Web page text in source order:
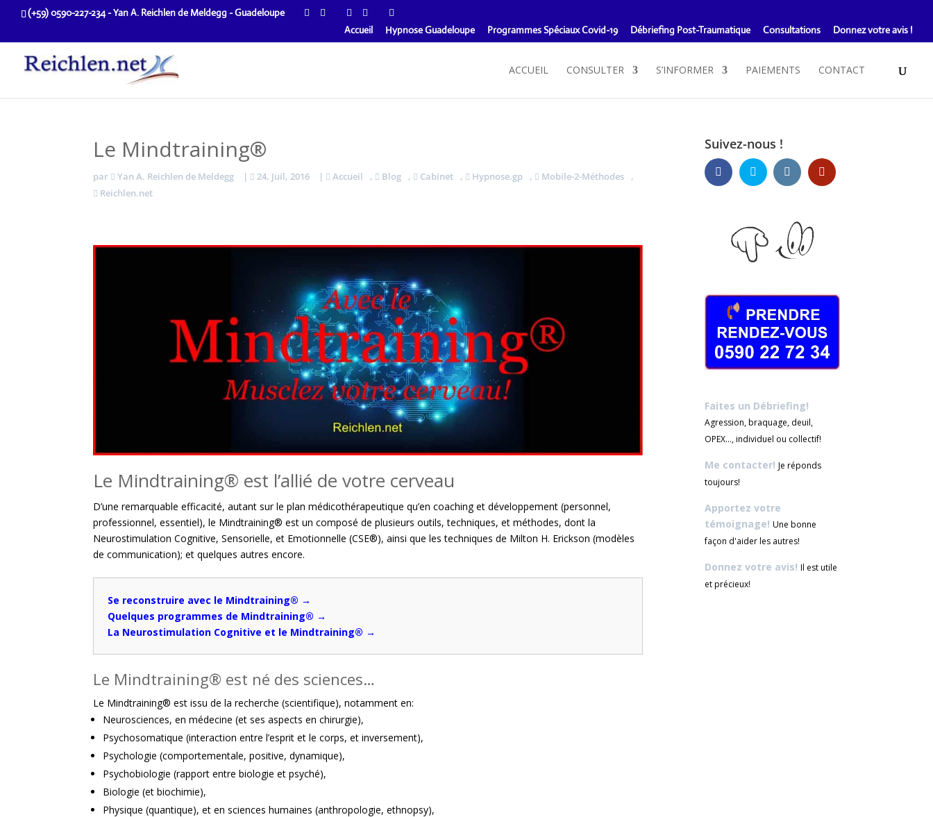
(+59) 0590-227-234 - Yan A. Reichlen de Meldegg - Guadeloupe
Accueil
Hypnose Guadeloupe Programmes Spéciaux Covid-19 Débriefing Post-Traumatique Consultations Donnez votre avis !
ACCUEIL CONSULTER S’INFORMER PAIEMENTS CONTACT
Le Mindtraining®
par Yan A. Reichlen de Meldegg | 24, Juil, 2016 | Accueil , Blog , Cabinet , Hypnose.gp , Mobile-2-Méthodes
,
Reichlen.net
Le Mindtraining® est l’allié de votre cerveau
D’une remarquable efficacité, autant sur le plan médicothérapeutique qu’en coaching et développement (personnel,
professionnel, essentiel), le Mindtraining® est un composé de plusieurs outils, techniques, et méthodes, dont la
Neurostimulation Cognitive, Sensorielle, et Emotionnelle (CSE®), ainsi que les techniques de Milton H. Erickson (modèles
de communication); et quelques autres encore.
Se reconstruire avec le Mindtraining® →
Quelques programmes de Mindtraining® →
La Neurostimulation Cognitive et le Mindtraining® →
Le Mindtraining® est né des sciences…
Le Mindtraining® est issu de la recherche (scientifique), notamment en:
Neurosciences, en médecine (et ses aspects en chirurgie),
Psychosomatique (interaction entre l’esprit et le corps, et inversement),
Psychologie (comportementale, positive, dynamique),
Psychobiologie (rapport entre biologie et psyché),
Biologie (et biochimie),
Physique (quantique), et en sciences humaines (anthropologie, ethnopsy),
Suivez-nous !
Faites un Débriefing!
Agression, braquage, deuil,
OPEX..., individuel ou collectif!
Me contacter!Je réponds
toujours!
Apportez votre
témoignage!Une bonne
façon d'aider les autres!
Donnez votre avis!Il est utile
et précieux!